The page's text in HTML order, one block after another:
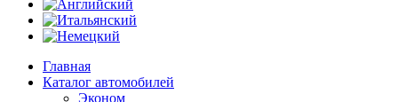
Главная
Каталог автомобилей
Эконом